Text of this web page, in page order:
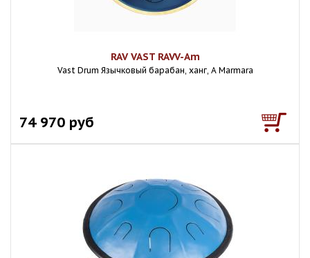
RAV VAST RAVV-Am
Vast Drum Язычковый барабан, ханг, A Marmara
74 970 руб